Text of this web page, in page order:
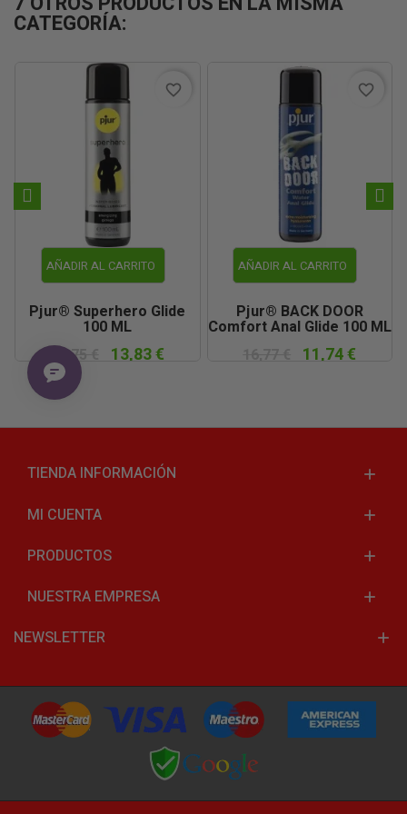
CATEGORÍA:
AÑADIR AL CARRITO
Pjur® Superhero Glide
100 ML
19,75 €
13,83 €
favorite_border
AÑADIR AL CARRITO
Pjur® BACK DOOR
Comfort Anal Glide 100 ML
11,74 €
favorite_border
TIENDA INFORMACIÓN
MI CUENTA
PRODUCTOS
NUESTRA EMPRESA
NEWSLETTER